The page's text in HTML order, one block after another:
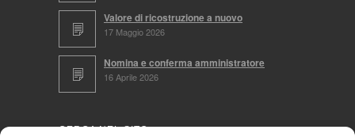
Valore di ricostruzione a nuovo
17 Maggio 2026
Nomina e conferma amministratore
16 Aprile 2026
CERCA NEL SITO